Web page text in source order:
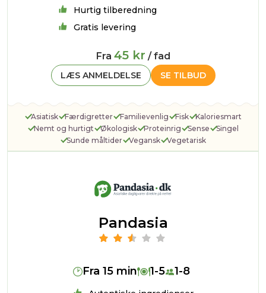
Hurtig tilberedning
Gratis levering
Fra 45 kr / fad
SE TILBUD
LÆS ANMELDELSE
Asiatisk Færdigretter Familievenlig Fisk
Kaloriesmart
Nemt og hurtigt
Økologisk Proteinrig Sense
Singel
Sunde måltider
Vegansk Vegetarisk
Pandasia
Fra 15 min 1-5 1-8